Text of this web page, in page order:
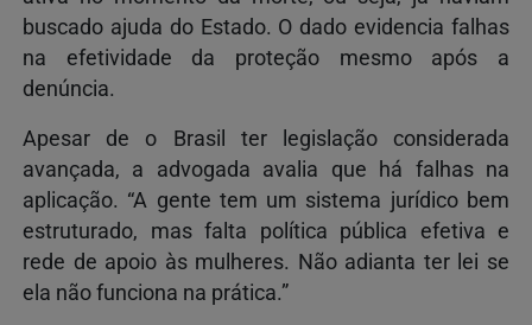
buscado ajuda do Estado. O dado evidencia falhas
na efetividade da proteção mesmo após a
denúncia.
Apesar de o Brasil ter legislação considerada
avançada, a advogada avalia que há falhas na
aplicação. “A gente tem um sistema jurídico bem
estruturado, mas falta política pública efetiva e
rede de apoio às mulheres. Não adianta ter lei se
ela não funciona na prática.”